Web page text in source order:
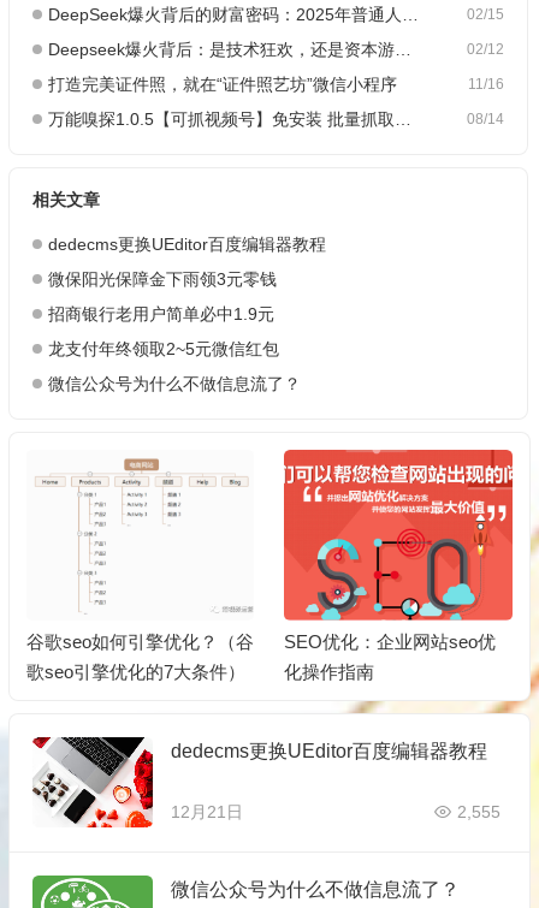
02/15
DeepSeek爆火背后的财富密码：2025年普通人如何抓住AI创业风口？
02/12
Deepseek爆火背后：是技术狂欢，还是资本游戏？
11/16
打造完美证件照，就在“证件照艺坊”微信小程序
08/14
万能嗅探1.0.5【可抓视频号】免安装 批量抓取媒体文件
相关文章
dedecms更换UEditor百度编辑器教程
微保阳光保障金下雨领3元零钱
招商银行老用户简单必中1.9元
龙支付年终领取2~5元微信红包
微信公众号为什么不做信息流了？
SEO优化：企业网站seo优
化操作指南
SEO推广：网站SEO优化的
潜规则你了解多少？
dedecms更换UEditor百度编辑器教程
12月21日 2,555
微信公众号为什么不做信息流了？